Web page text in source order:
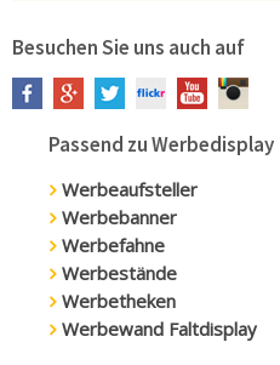
Besuchen Sie uns auch auf
Passend zu Werbedisplay
Werbeaufsteller
Werbebanner
Werbefahne
Werbestände
Werbetheken
Werbewand Faltdisplay